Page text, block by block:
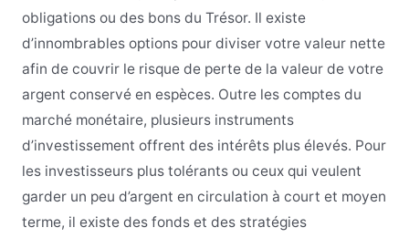
obligations ou des bons du Trésor. Il existe
d’innombrables options pour diviser votre valeur nette
afin de couvrir le risque de perte de la valeur de votre
argent conservé en espèces. Outre les comptes du
marché monétaire, plusieurs instruments
d’investissement offrent des intérêts plus élevés. Pour
les investisseurs plus tolérants ou ceux qui veulent
garder un peu d’argent en circulation à court et moyen
terme, il existe des fonds et des stratégies